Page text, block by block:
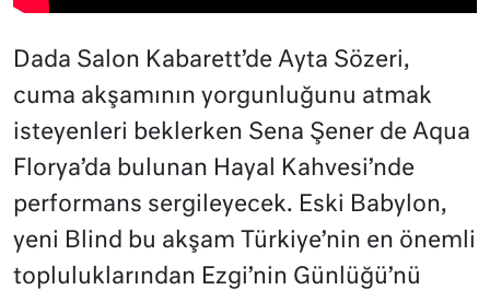
Dada Salon Kabarett’de Ayta Sözeri,
cuma akşamının yorgunluğunu atmak
isteyenleri beklerken Sena Şener de Aqua
Florya’da bulunan Hayal Kahvesi’nde
performans sergileyecek. Eski Babylon,
yeni Blind bu akşam Türkiye’nin en önemli
topluluklarından Ezgi’nin Günlüğü’nü